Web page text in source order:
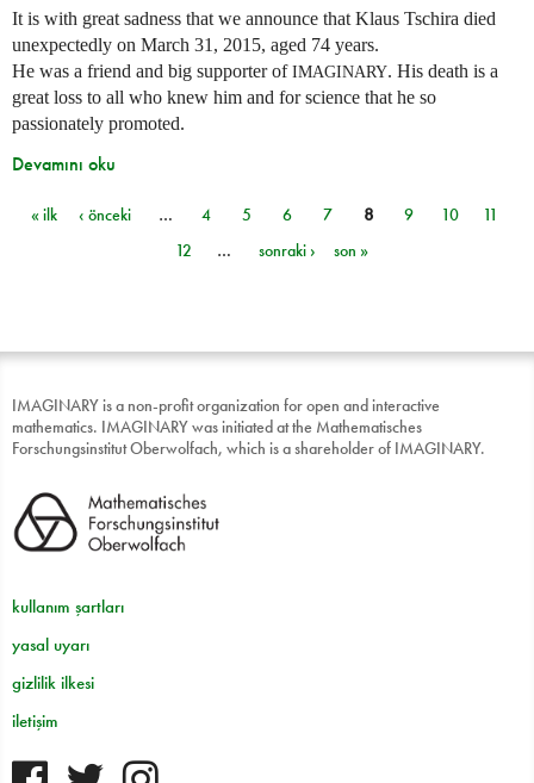
It is with great sadness that we announce that Klaus Tschira died
unexpectedly on March 31, 2015, aged 74 years.
He was a friend and big supporter ofIMAGINARY. His death is a
great loss to all who knew him and for science that he so
passionately promoted.
Devamını oku
Sayfalar
« ilk ‹ önceki … 4 5 6 7 8 9 10
11
12
… sonraki › son »
IMAGINARY is a non-profit organization for open and interactive
mathematics. IMAGINARY was initiated at the Mathematisches
Forschungsinstitut Oberwolfach, which is a shareholder of IMAGINARY.
kullanım şartları
yasal uyarı
gizlilik ilkesi
iletişim